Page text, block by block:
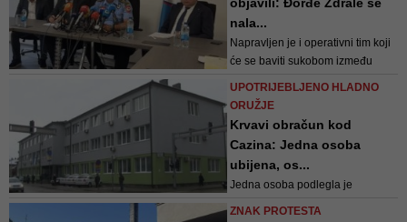
nala...
Napravljen je i operativni tim koji
će se baviti sukobom između
istakao je Budimir
UPOTRIJEBLJENO HLADNO
ORUŽJE
Krvavi obračun kod
Cazina: Jedna osoba
ubijena, os...
Jedna osoba podlegla je
ZNAK PROTESTA